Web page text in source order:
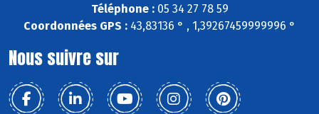
Téléphone :05 34 27 78 59
Coordonnées GPS : 43,83136 ° , 1,39267459999996 °
Nous suivre sur